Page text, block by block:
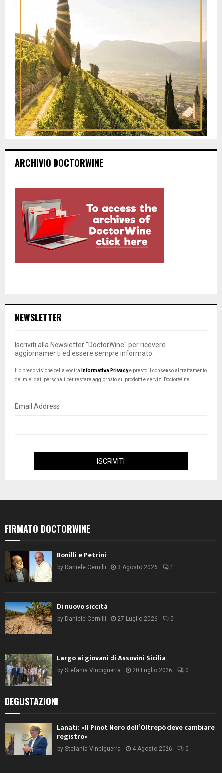
ARCHIVIO DOCTORWINE
NEWSLETTER
Iscriviti alla Newsletter "DoctorWine" per ricevere
aggiornamenti ed essere sempre informato.
Ho preso visione della vostra Informativa Privacye presto il consenso al trattamento
dei miei dati personali per restare aggiornato su prodotti e servizi DoctorWine.
Email Address
FIRMATO DOCTORWINE
Bonilli e Petrini
by Daniele Cernilli 3 Agosto 2026 1
Di nuovo siccità
by Daniele Cernilli 27 Luglio 2026 0
Largo ai giovani di Assovini Sicilia
by Stefania Vinciguerra 20 Luglio 2026 0
DEGUSTAZIONI
Lanati: «Il Pinot Nero dell’Oltrepò deve cambiare
registro»
by Stefania Vinciguerra 4 Agosto 2026 0